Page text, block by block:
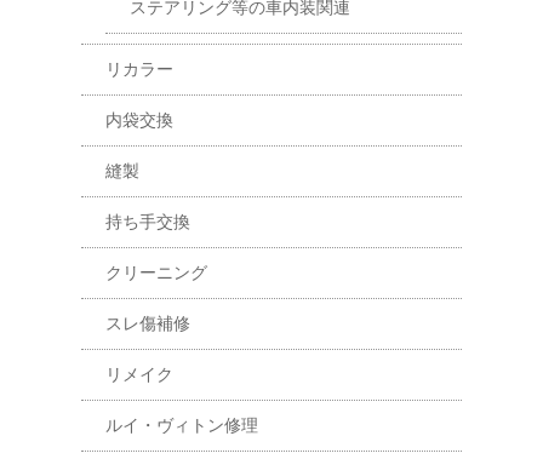
ステアリング等の車内装関連
リカラー
内袋交換
縫製
持ち手交換
クリーニング
スレ傷補修
リメイク
ルイ・ヴィトン修理